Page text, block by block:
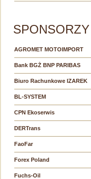
SPONSORZY
AGROMET MOTOIMPORT
Bank BGŻ BNP PARIBAS
Biuro Rachunkowe IZAREK
BL-SYSTEM
CPN Ekoserwis
DERTrans
FaoFar
Forex Poland
Fuchs-Oil